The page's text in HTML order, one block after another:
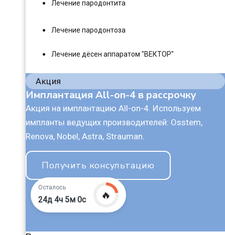
Лечение пародонтита
Лечение пародонтоза
Лечение дёсен аппаратом "ВЕКТОР"
Акция
Имплантация All-on-4 в рассрочку
Акция на имплантацию All-on-4. Используем
импланты ведущих производителей: Osstem,
Renova, Nobel, Astra, Strauman.
Получить консультацию
Осталось
24д 4ч 4м 59с 🔥